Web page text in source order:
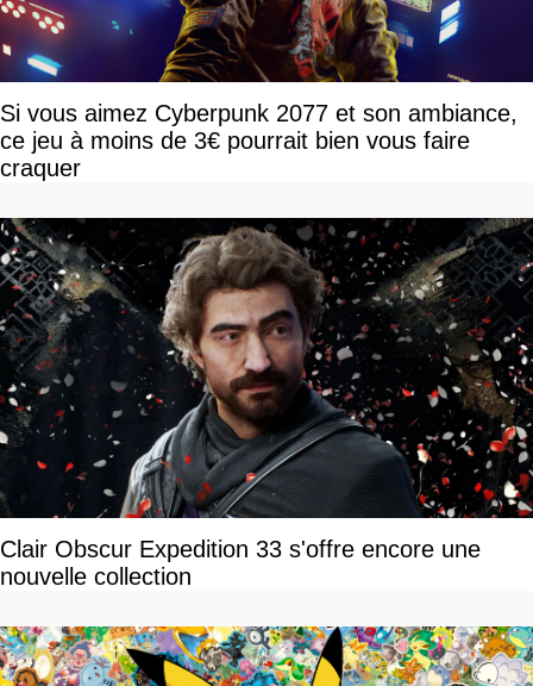
Si vous aimez Cyberpunk 2077 et son ambiance,
ce jeu à moins de 3€ pourrait bien vous faire
craquer
Clair Obscur Expedition 33 s'offre encore une
nouvelle collection